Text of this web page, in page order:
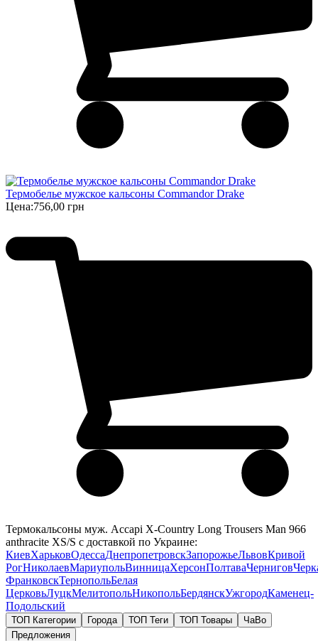
Термобелье мужское кальсоны Commandor Drake
Цена:756,00 грн
Термокальсоны муж. Accapi X-Country Long Trousers Man 966
anthracite XS/S с доставкой по Украине:
КиевХарьковОдессаДнепропетровскЗапорожьеЛьвовКривой
РогНиколаевМариупольВинницаХерсонПолтаваЧернигов
ФранковскТернопольБелая
ЦерковьЛуцкМелитопольНикопольБердянскУжгородКаменец-
Подольский
ТОП Категории Города ТОП Теги ТОП Товары
ЧаВо
Предложения